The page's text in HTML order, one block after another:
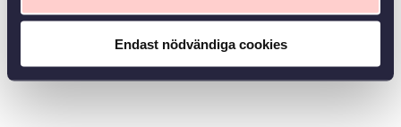
Endast nödvändiga cookies